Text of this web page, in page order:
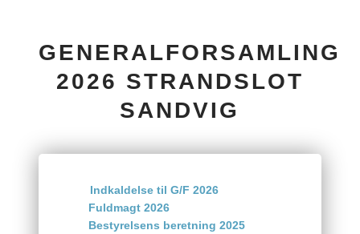
GENERALFORSAMLING
2026 STRANDSLOT
SANDVIG​
Indkaldelse til G/F 2026
Fuldmagt 2026
Bestyrelsens beretning 2025